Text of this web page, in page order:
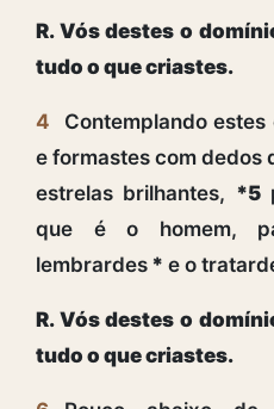
R. Vós destes o
tudo o que criastes.
4 Contemplando
e formastes com dedos
estrelas brilhantes, *5
que é o homem,
lembrardes * e o
R. Vós destes o
tudo o que criastes.